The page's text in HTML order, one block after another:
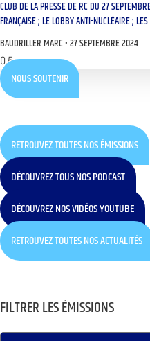
CLUB DE LA PRESSE DE RC DU 27
FRANÇAISE ; LE LOBBY ANTI-NUCLÉAIRE ;
BAUDRILLER MARC 27 SEPTEMBRE 2024
NOUS SOUTENIR
RETROUVEZ TOUTES NOS ÉMISSIONS
DÉCOUVREZ TOUS NOS PODCAST
DÉCOUVREZ NOS VIDÉOS YOUTUBE
RETROUVEZ TOUTES NOS ACTUALITÉS
FILTRER LES ÉMISSIONS